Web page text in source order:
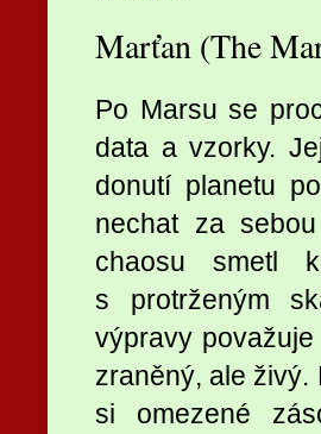
Marťan (The
Po Marsu se
data a vzorky.
donutí planetu
nechat za
chaosu smetl
s protrženým
výpravy
zraněný, ale živý.
si omezené